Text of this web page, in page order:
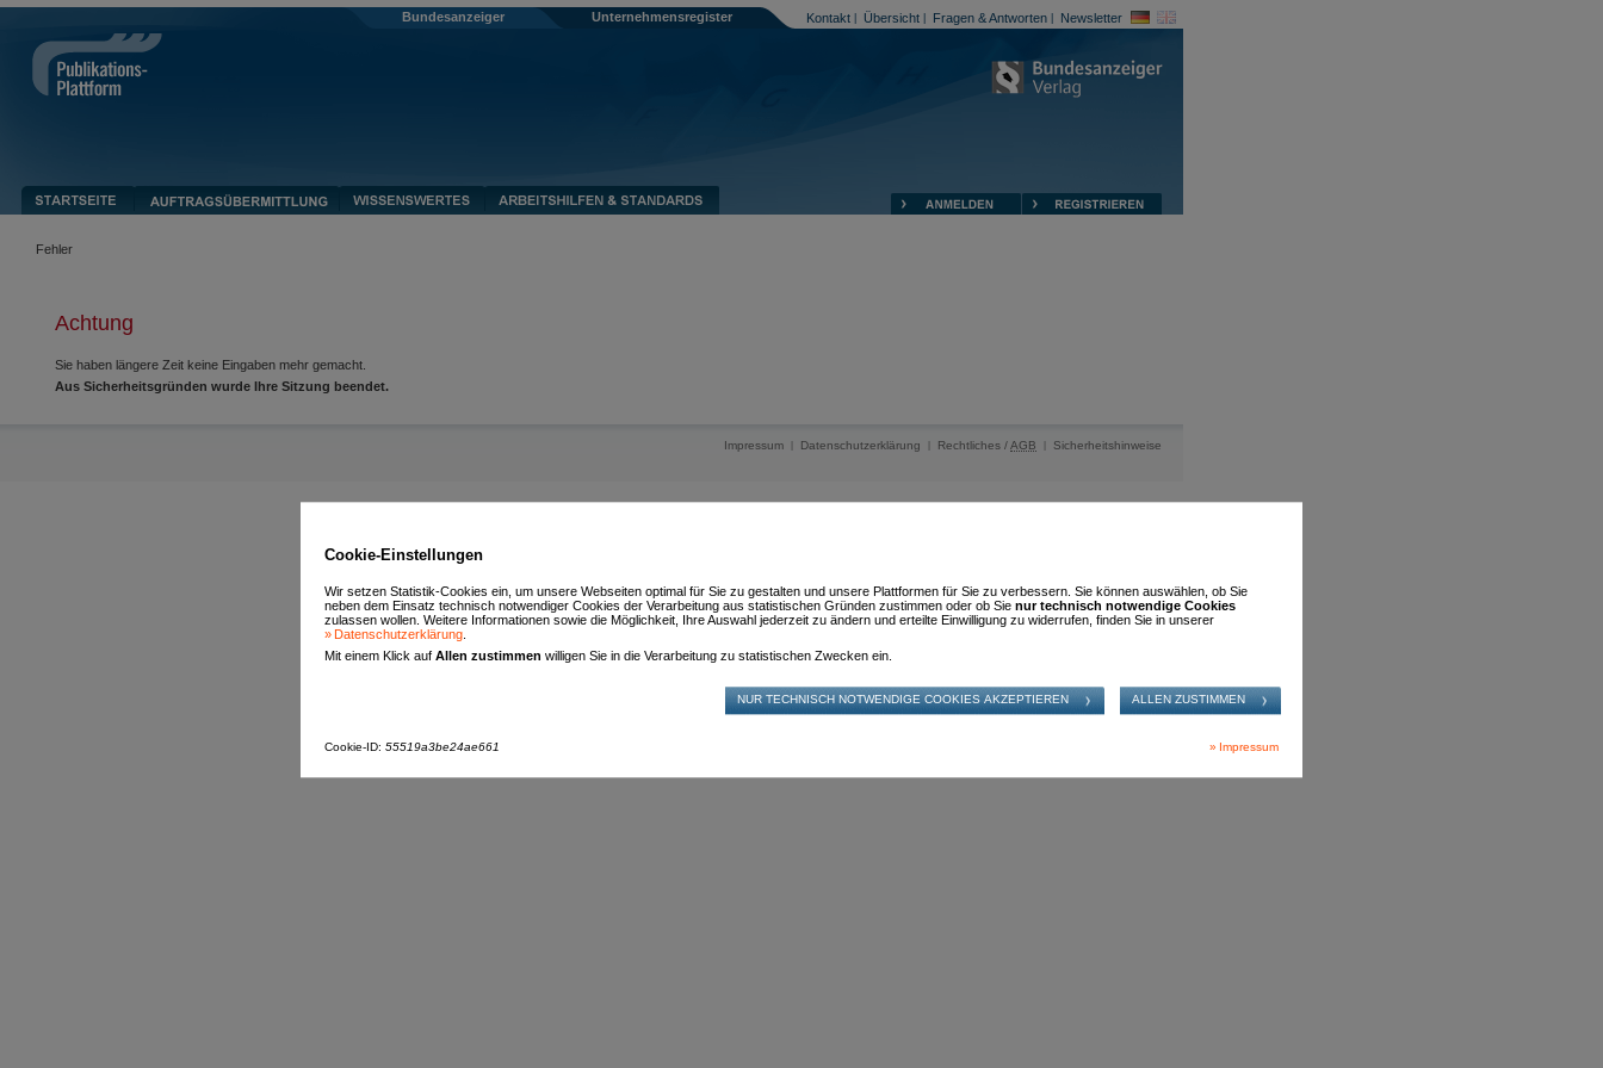
Kontakt Übersicht Fragen & Antworten Newsletter
Bundesanzeiger Unternehmensregister
Fehler
Achtung
Sie haben längere Zeit keine Eingaben mehr gemacht.
Aus Sicherheitsgründen wurde Ihre Sitzung beendet.
Impressum Datenschutzerklärung Rechtliches /AGB Sicherheitshinweise
Cookie-Einstellungen
Wir setzen Statistik-Cookies ein, um unsere Webseiten optimal für Sie zu gestalten und unsere Plattformen für Sie zu verbessern. Sie können auswählen, ob Sie
neben dem Einsatz technisch notwendiger Cookies der Verarbeitung aus statistischen Gründen zustimmen oder ob Sie nur technisch notwendige Cookies
zulassen wollen. Weitere Informationen sowie die Möglichkeit, Ihre Auswahl jederzeit zu ändern und erteilte Einwilligung zu widerrufen, finden Sie in unserer
Datenschutzerklärung
Mit einem Klick auf Allen zustimmen willigen Sie in die Verarbeitung zu statistischen Zwecken ein.
Cookie-ID: 55519a3be24ae661 Impressum